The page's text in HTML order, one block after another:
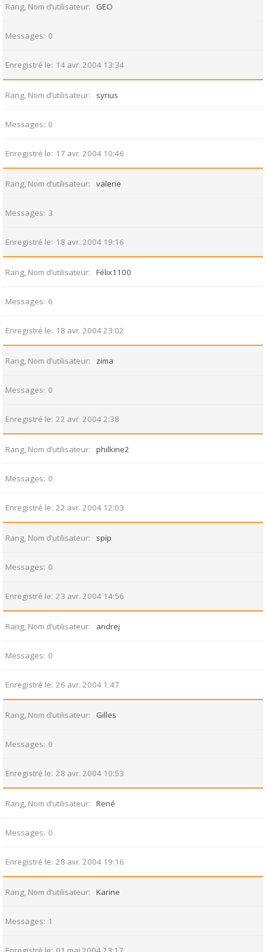
Rang, Nom d’utilisateur GEO
Messages 0
Enregistré le 14 avr. 2004 13:34
Rang, Nom d’utilisateur syrius
Messages 0
Enregistré le 17 avr. 2004 10:46
Rang, Nom d’utilisateur valerie
Messages 3
Enregistré le 18 avr. 2004 19:16
Rang, Nom d’utilisateur Félix1100
Messages 6
Enregistré le 18 avr. 2004 23:02
Rang, Nom d’utilisateur zima
Messages 0
Enregistré le 22 avr. 2004 2:38
Rang, Nom d’utilisateur philkine2
Messages 0
Enregistré le 22 avr. 2004 12:03
Rang, Nom d’utilisateur spip
Messages 0
Enregistré le 23 avr. 2004 14:56
Rang, Nom d’utilisateur andrej
Messages 0
Enregistré le 26 avr. 2004 1:47
Rang, Nom d’utilisateur Gilles
Messages 0
Enregistré le 28 avr. 2004 10:53
Rang, Nom d’utilisateur René
Messages 0
Enregistré le 28 avr. 2004 19:16
Rang, Nom d’utilisateur Karine
Messages 1